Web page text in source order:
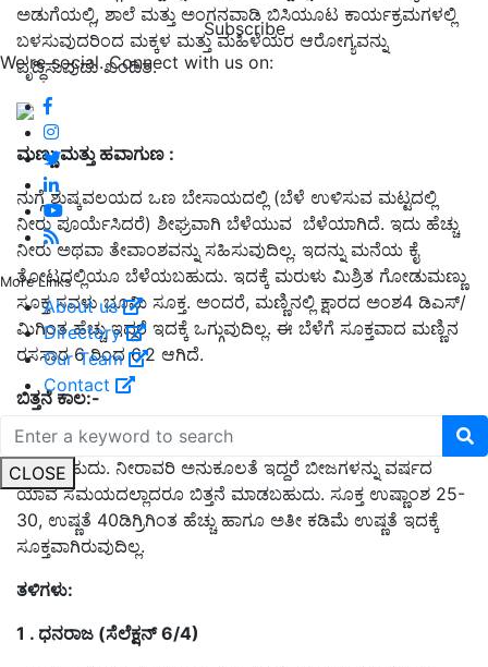
Subscribe
We're social. Connect with us on:
More Links
About us
Directory
Our Team
Contact
CLOSE
ಅಡುಗೆಯಲ್ಲಿ, ಶಾಲೆ ಮತ್ತು ಅಂಗನವಾಡಿ ಬಿಸಿಯೂಟ ಕಾರ್ಯಕ್ರಮಗಳಲ್ಲಿ
ಬಳಸುವುದರಿಂದ ಮಕ್ಕಳ ಮತ್ತು ಮಹಿಳೆಯರ ಆರೋಗ್ಯವನ್ನು
ವೃದ್ಧಿಸುವುದು ಖಂಡಿತ.
ಮಣ್ಣುಮತ್ತು ಹವಾಗುಣ :
ನುಗ್ಗೆ ಶುಷ್ಕವಲಯದ ಒಣ ಬೇಸಾಯದಲ್ಲಿ (ಬೆಳೆ ಉಳಿಸುವ ಮಟ್ಟದಲ್ಲಿ
ನೀರು ಪೂರ್ಯೆಸಿದರೆ) ಶೀಘ್ರವಾಗಿ ಬೆಳೆಯುವ ಬೆಳೆಯಾಗಿದೆ. ಇದು ಹೆಚ್ಚು
ನೀರು ಅಥವಾ ತೇವಾಂಶವನ್ನು ಸಹಿಸುವುದಿಲ್ಲ. ಇದನ್ನು ಮನೆಯ ಕೈ
ತೋಟದಲ್ಲಿಯೂ ಬೆಳೆಯಬಹುದು. ಇದಕ್ಕೆ ಮರುಳು ಮಿಶ್ರಿತ ಗೋಡುಮಣ್ಣು
ಸೂಕ್ತ ಸವಳು ಭೂಮಿ ಸೂಕ್ತ. ಅಂದರೆ, ಮಣ್ಣಿನಲ್ಲಿ ಕ್ಷಾರದ ಅಂಶ4 ಡಿಎಸ್/
ಮಿಗಿಂತ ಹೆಚ್ಚು ಇದ್ದರೆ ಇದಕ್ಕೆ ಒಗ್ಗುವುದಿಲ್ಲ. ಈ ಬೆಳೆಗೆ ಸೂಕ್ತವಾದ ಮಣ್ಣಿನ
ರಸಸಾರ 6 ರಿಂದ 6.2 ಆಗಿದೆ.
ಬಿತ್ತನೆಕಾಲ:-
ಮಳೆಯಾಶ್ರಯದಲ್ಲಿ ಜೂನ್–ಜುಲೈ ತಿಂಗಳುಗಳಲ್ಲಿ ಬೀಜವನ್ನು ಬಿತ್ತನೆ
ಮಾಡಬಹುದು. ನೀರಾವರಿ ಅನುಕೂಲತೆ ಇದ್ದರೆ ಬೀಜಗಳನ್ನು ವರ್ಷದ
ಯಾವ ಸಮಯದಲ್ಲಾದರೂ ಬಿತ್ತನೆ ಮಾಡಬಹುದು. ಸೂಕ್ತ ಉಷ್ಣಾಂಶ 25-
30, ಉಷ್ಣತೆ 40ಡಿಗ್ರಿಗಿಂತ ಹೆಚ್ಚು ಹಾಗೂ ಅತೀ ಕಡಿಮೆ ಉಷ್ಣತೆ ಇದಕ್ಕೆ
ಸೂಕ್ತವಾಗಿರುವುದಿಲ್ಲ.
ತಳಿಗಳು:
1 . ಧನರಾಜ (ಸೆಲೆಕ್ಷನ್ 6/4)